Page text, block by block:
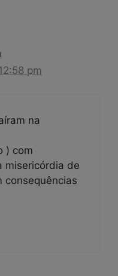
pm
na
) com
misericórdia de
consequências